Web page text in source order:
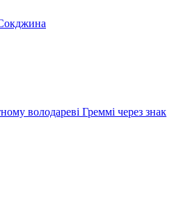
володареві Греммі через знак